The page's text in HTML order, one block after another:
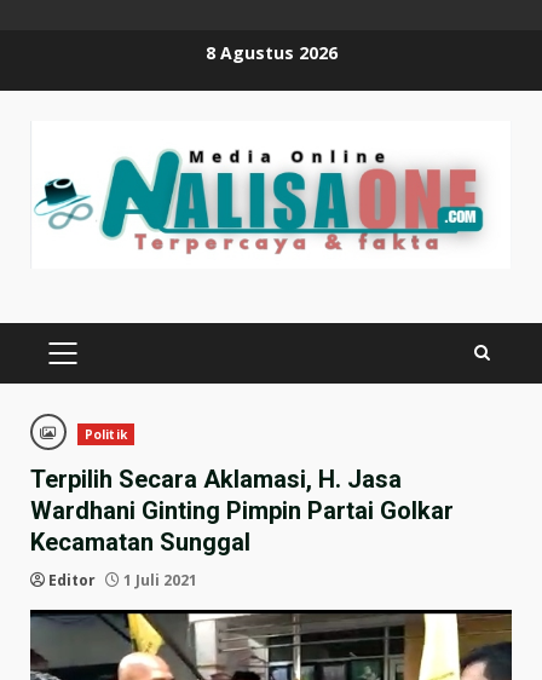
8 Agustus 2026
PRIMARY
Politik
Terpilih Secara Aklamasi, H. Jasa
Wardhani Ginting Pimpin Partai Golkar
Kecamatan Sunggal
Editor 1 Juli 2021